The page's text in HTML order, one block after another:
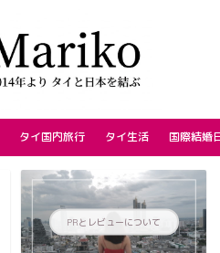
タイ国内旅行 タイ生活 国際結婚
PRとレビューについて